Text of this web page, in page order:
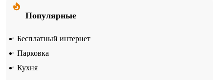
Популярные
Бесплатный интернет
Парковка
Кухня